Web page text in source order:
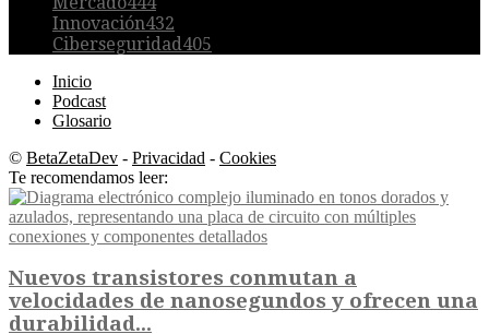
Innovación432
Ciberseguridad 405
Inicio
Podcast
Glosario
© BetaZetaDev - Privacidad - Cookies
Te recomendamos leer:
Nuevos transistores conmutan a
velocidades de nanosegundos y ofrecen una
durabilidad...